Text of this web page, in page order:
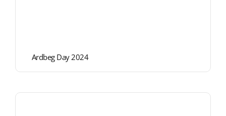
Ardbeg Day 2024